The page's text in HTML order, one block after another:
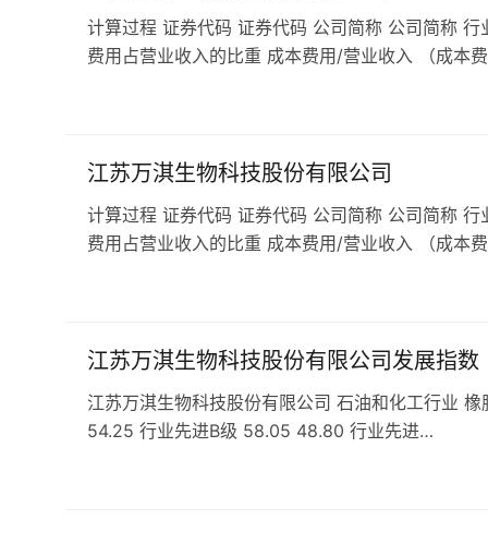
计算过程 证券代码 证券代码 公司简称 公司简称
费用占营业收入的比重 成本费用/营业收入 （成本
江苏万淇生物科技股份有限公司
计算过程 证券代码 证券代码 公司简称 公司简称
费用占营业收入的比重 成本费用/营业收入 （成本
江苏万淇生物科技股份有限公司发展指数
江苏万淇生物科技股份有限公司 石油和化工行业
54.25 行业先进B级 58.05 48.80 行业先进…